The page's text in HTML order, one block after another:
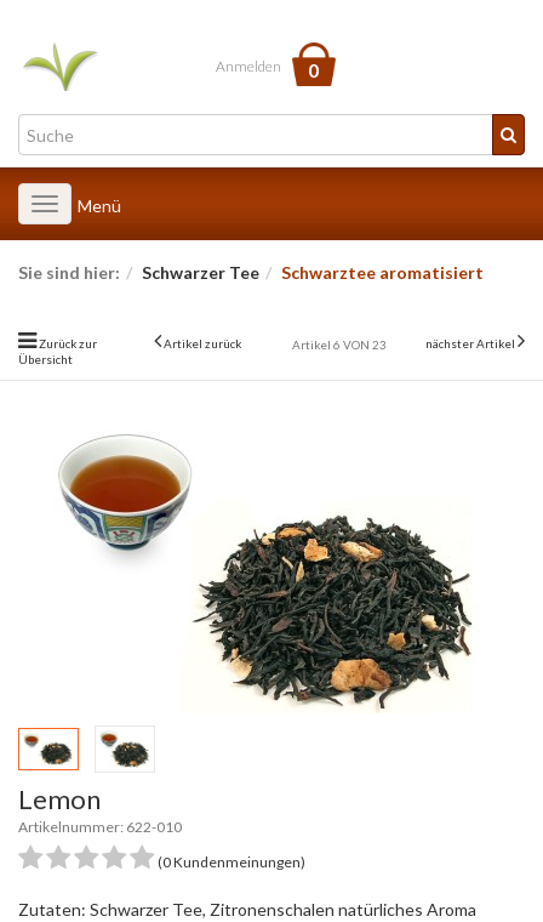
Anmelden 0
Toggle
navigation
Menü
Sie sind hier: Schwarzer Tee Schwarztee aromatisiert
Zurück zur
Übersicht
Artikel zurück Artikel 6 VON 23 nächster Artikel
Lemon
Artikelnummer: 622-010
(0 Kundenmeinungen)
Zutaten: Schwarzer Tee, Zitronenschalen natürliches Aroma